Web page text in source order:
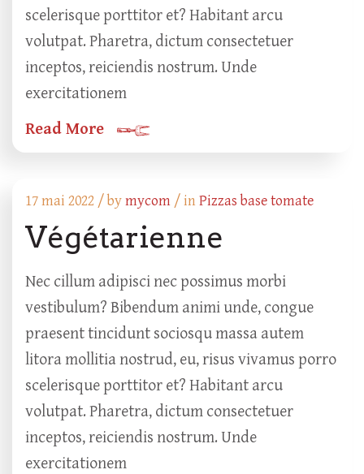
scelerisque porttitor et? Habitant arcu
volutpat. Pharetra, dictum consectetuer
inceptos, reiciendis nostrum. Unde
exercitationem
Read More
17 mai 2022 /bymycom / inPizzas base tomate
Végétarienne
Nec cillum adipisci nec possimus morbi
vestibulum? Bibendum animi unde, congue
praesent tincidunt sociosqu massa autem
litora mollitia nostrud, eu, risus vivamus porro
scelerisque porttitor et? Habitant arcu
volutpat. Pharetra, dictum consectetuer
inceptos, reiciendis nostrum. Unde
exercitationem